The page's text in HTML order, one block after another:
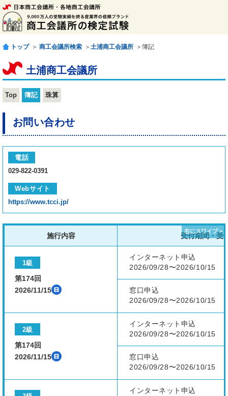
トップ ＞ 商工会議所検索 ＞ 土浦商工会議所 ＞簿記
土浦商工会議所
Top 簿記 珠算
お問い合わせ
電話
029-822-0391
Webサイト
https://www.tcci.jp/
施行内容 受付期間・受
1級
第174回
2026/11/15
インターネット申込
2026/09/28〜2026/10/15
窓口申込
2026/09/28〜2026/10/15
2級
第174回
2026/11/15
インターネット申込
2026/09/28〜2026/10/15
窓口申込
2026/09/28〜2026/10/15
インターネット申込